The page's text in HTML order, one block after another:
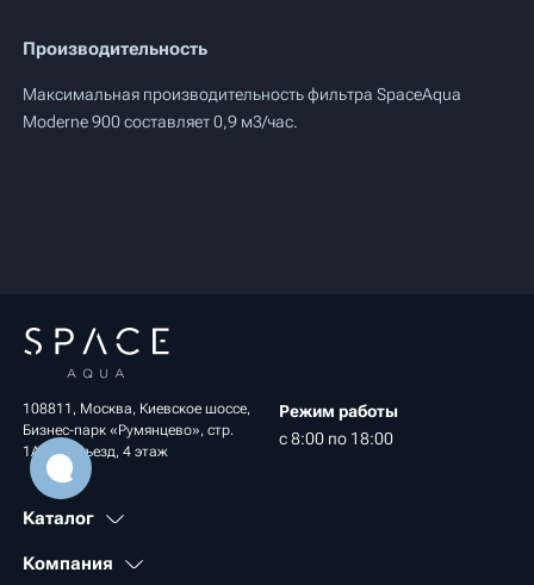
Производительность
Максимальная производительность фильтра SpaceAqua
Moderne 900 составляет 0,9 м3/час.
108811, Москва, Киевское шоссе,
Бизнес-парк «Румянцево», стр.
1А, 1 подъезд, 4 этаж
Режим работы
с 8:00 по 18:00
Каталог
Компания